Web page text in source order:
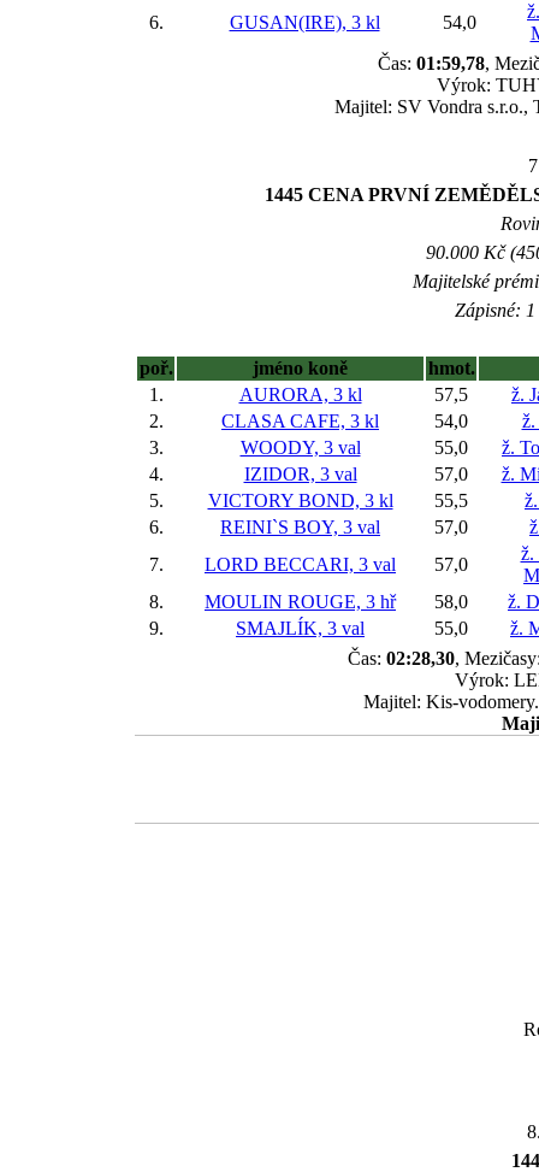
6.
GUSAN(IRE), 3 kl 54,0
Čas: 01:59,78,
Výrok:
Majitel: SV Vondra s.r.o.,
1445 CENA PRVNÍ
90.000 Kč
Majitelské
Zápisné:
poř. jméno koně
hmot.
1.
AURORA, 3 kl 57,5
ž.
2.
CLASA CAFE, 3 kl 54,0
ž.
3.
WOODY, 3 val 55,0
ž.
4.
IZIDOR, 3 val 57,0
ž.
5.
VICTORY BOND, 3 kl 55,5
6.
REINI`S BOY, 3 val 57,0
7.
LORD BECCARI, 3 val 57,0
ž.
8.
MOULIN ROUGE, 3 hř 58,0
ž.
9.
SMAJLÍK, 3 val 55,0
ž.
Čas: 02:28,30,
Výrok:
Majitel: Kis-